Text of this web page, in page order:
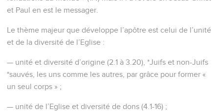
et Paul en est le messager.
Le thème majeur que développe l’apôtre est celui de l’unité
et de la diversité de l’Eglise :
— unité et diversité d’origine (2.1 à 3.20), *Juifs et non-Juifs
*sauvés, les uns comme les autres, par grâce pour former «
un seul corps » ;
— unité de l’Eglise et diversité de dons (4.1-16) ;